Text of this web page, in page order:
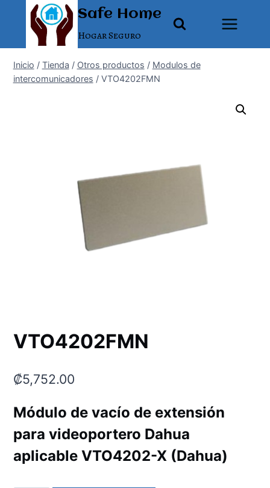
contenido
Safe Home
Hogar Seguro
Inicio / Tienda / Otros productos / Modulos de
intercomunicadores / VTO4202FMN
VTO4202FMN
₡5,752.00
Módulo de vacío de extensión
para videoportero Dahua
aplicable VTO4202-X (Dahua)